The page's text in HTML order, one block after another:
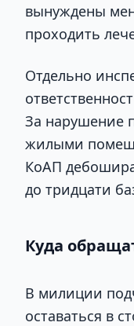
вынуждены
проходить
Отдельно
За нарушение
жилыми
КоАП
до тридцати
Куда
В милиции
оставаться в